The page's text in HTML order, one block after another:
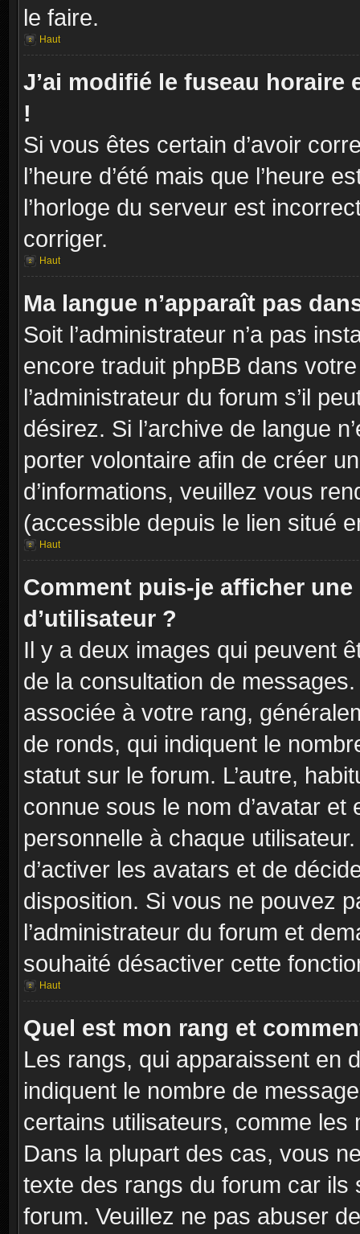
le faire.
Haut
J’ai modifié le fuseau horaire
!
Si vous êtes certain d’avoir
l’heure d’été mais que l’heure
l’horloge du serveur est
corriger.
Haut
Ma langue n’apparaît pas
Soit l’administrateur n’a pas
encore traduit phpBB dans
l’administrateur du forum s’il
désirez. Si l’archive de langue
porter volontaire afin de créer
d’informations, veuillez vous
(accessible depuis le lien situé
Haut
Comment puis-je afficher
d’utilisateur ?
Il y a deux images qui peuvent
de la consultation de messages.
associée à votre rang,
de ronds, qui indiquent le
statut sur le forum. L’autre,
connue sous le nom d’avatar
personnelle à chaque
d’activer les avatars et de
disposition. Si vous ne pouvez
l’administrateur du forum et
souhaité désactiver cette
Haut
Quel est mon rang et
Les rangs, qui apparaissent en
indiquent le nombre de
certains utilisateurs, comme
Dans la plupart des cas, vous
texte des rangs du forum car ils
forum. Veuillez ne pas abuser